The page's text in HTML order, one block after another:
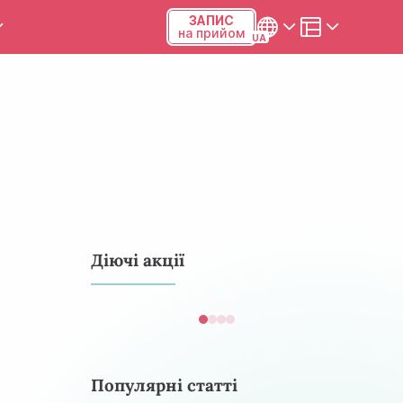
ЗАПИС
на прийом
Viber
Діючі акції
Популярні статті